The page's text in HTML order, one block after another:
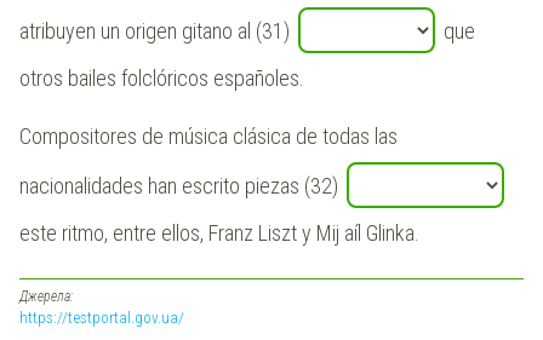
atribuyen un origen gitano al (31)
que
otros bailes folclóricos españoles.
Compositores de música clásica de todas las
nacionalidades han escrito piezas (32)
este ritmo, entre ellos, Franz Liszt y Mij aíl Glinka.
Джерела:
https://testportal.gov.ua/